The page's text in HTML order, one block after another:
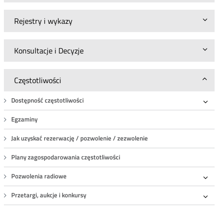
Rejestry i wykazy
Konsultacje i Decyzje
Częstotliwości
Dostępność częstotliwości
Egzaminy
Jak uzyskać rezerwację / pozwolenie / zezwolenie
Plany zagospodarowania częstotliwości
Pozwolenia radiowe
Przetargi, aukcje i konkursy